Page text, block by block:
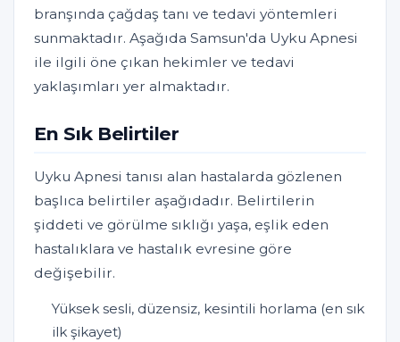
branşında çağdaş tanı ve tedavi yöntemleri
sunmaktadır. Aşağıda Samsun'da Uyku Apnesi
ile ilgili öne çıkan hekimler ve tedavi
yaklaşımları yer almaktadır.
En Sık Belirtiler
Uyku Apnesi tanısı alan hastalarda gözlenen
başlıca belirtiler aşağıdadır. Belirtilerin
şiddeti ve görülme sıklığı yaşa, eşlik eden
hastalıklara ve hastalık evresine göre
değişebilir.
Yüksek sesli, düzensiz, kesintili horlama (en sık
ilk şikayet)